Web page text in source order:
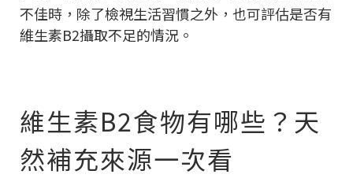
不佳時，除了檢視生活習慣之外，也可評估是否有
維生素B2攝取不足的情況。
維生素B2食物有哪些？天
然補充來源一次看